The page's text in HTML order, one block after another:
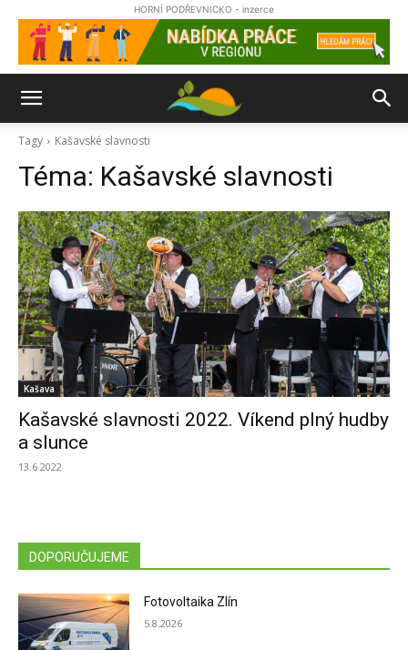
HORNÍ PODŘEVNICKO - inzerce
Tagy Kašavské slavnosti
Téma: Kašavské slavnosti
Kašava
Kašavské slavnosti 2022. Víkend plný hudby
a slunce
13.6.2022
DOPORUČUJEME
Fotovoltaika Zlín
5.8.2026